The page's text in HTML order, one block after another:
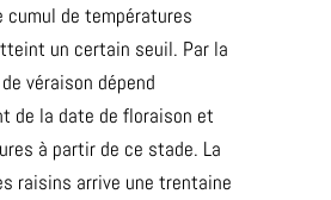
cumul de températures
un certain seuil. Par la
véraison dépend
de la date de floraison et
à partir de ce stade. La
raisins arrive une trentaine